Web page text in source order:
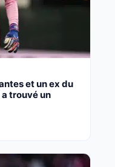
et un ex du
trouvé un